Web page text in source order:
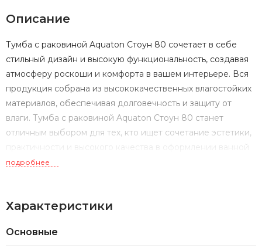
Описание
Тумба с раковиной Aquaton Стоун 80 сочетает в себе
стильный дизайн и высокую функциональность, создавая
атмосферу роскоши и комфорта в вашем интерьере. Вся
продукция собрана из высококачественных влагостойких
материалов, обеспечивая долговечность и защиту от
влаги. Тумба с раковиной Aquaton Стоун 80 станет
отличным выбором для тех, кто ищет сочетание эстетики,
практичности и высокого качества в оформлении ванной
комнаты.
подробнее
Характеристики
Основные